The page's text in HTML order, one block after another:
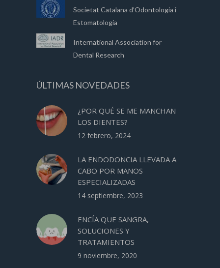
Societat Catalana d’Odontologia i
Estomatologia
International Association for
Dental Research
ÚLTIMAS NOVEDADES
¿POR QUÉ SE ME MANCHAN
LOS DIENTES?
12 febrero, 2024
LA ENDODONCIA LLEVADA A
CABO POR MANOS
ESPECIALIZADAS
14 septiembre, 2023
ENCÍA QUE SANGRA,
SOLUCIONES Y
TRATAMIENTOS
9 noviembre, 2020